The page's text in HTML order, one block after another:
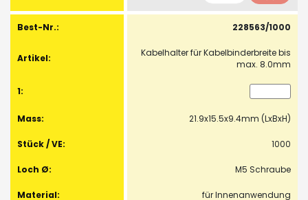
228563/1000
Kabelhalter für Kabelbinderbreite bis
max. 8.0mm
21.9x15.5x9.4mm (LxBxH)
1000
M5 Schraube
für Innenanwendung